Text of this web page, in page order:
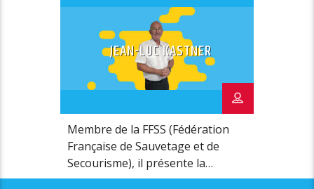
JEAN-LUC KASTNER
Membre de la FFSS (Fédération
Française de Sauvetage et de
Secourisme), il présente la
chronique Trematesia.